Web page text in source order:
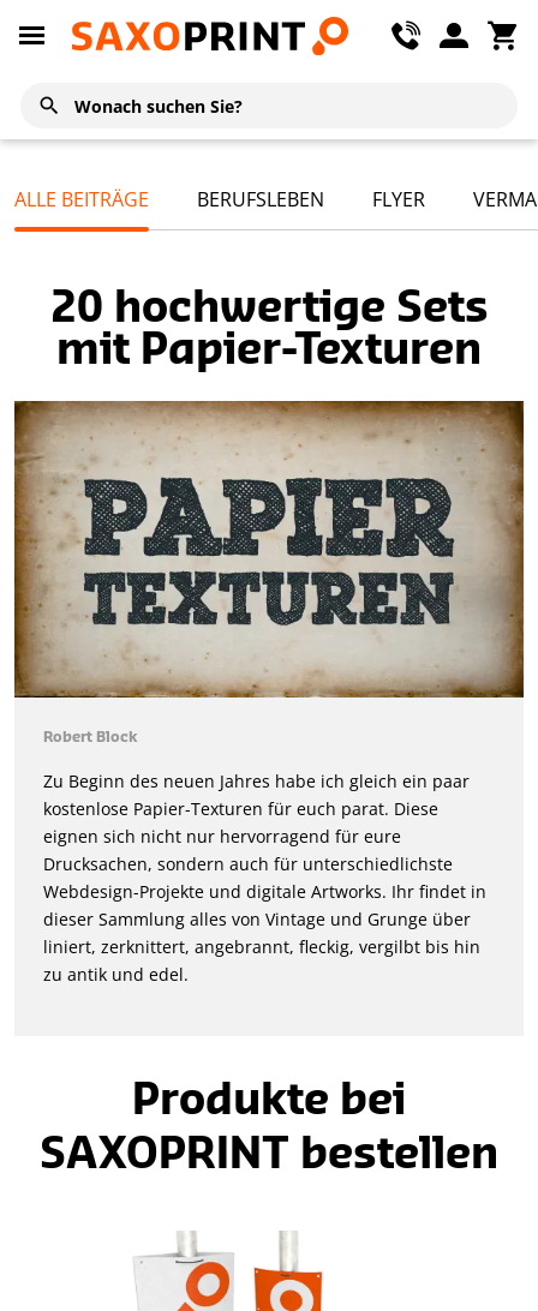
ALLE BEITRÄGE BERUFSLEBEN FLYER
20 hochwertige Sets
mit Papier-Texturen
Robert Block
Zu Beginn des neuen Jahres habe ich gleich ein paar
kostenlose Papier-Texturen für euch parat. Diese
eignen sich nicht nur hervorragend für eure
Drucksachen, sondern auch für unterschiedlichste
Webdesign-Projekte und digitale Artworks. Ihr findet in
dieser Sammlung alles von Vintage und Grunge über
liniert, zerknittert, angebrannt, fleckig, vergilbt bis hin
zu antik und edel.
Produkte bei
SAXOPRINT bestellen